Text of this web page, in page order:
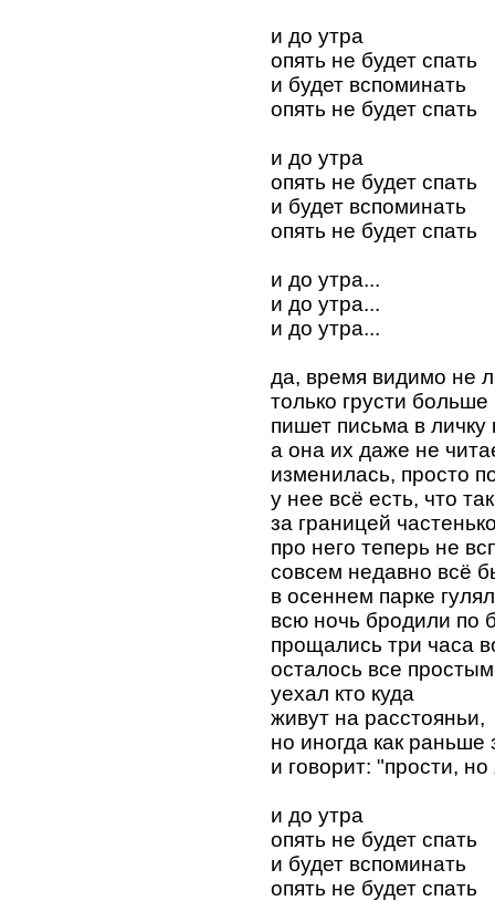
и до утра
опять не будет спать
и будет вспоминать
опять не будет спать
и до утра
опять не будет спать
и будет вспоминать
опять не будет спать
и до утра...
и до утра...
и до утра...
да, время видимо не
только грусти больше
пишет письма в
а она их даже не
изменилась, просто
у нее всё есть, что
за границей
про него теперь не
совсем недавно всё
в осеннем парке
всю ночь бродили по
прощались три часа
осталось все
уехал кто куда
живут на расстояньи,
но иногда как
и говорит: "прости,
и до утра
опять не будет спать
и будет вспоминать
опять не будет спать